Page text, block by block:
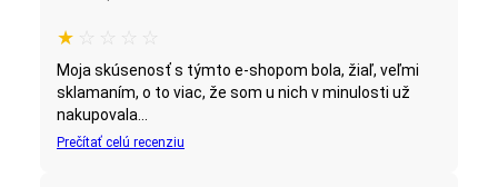
★ ☆ ☆ ☆ ☆
Moja skúsenosť s týmto e-shopom bola, žiaľ, veľmi
sklamaním, o to viac, že som u nich v minulosti už
nakupovala...
Prečítať celú recenziu